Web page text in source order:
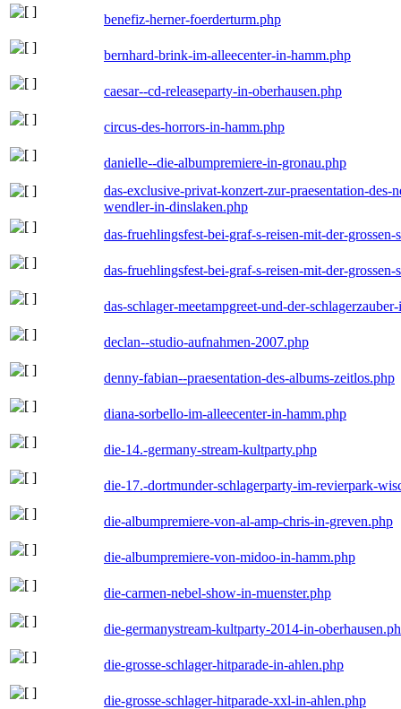
benefiz-herner-foerderturm.php
bernhard-brink-im-alleecenter-in-hamm.php
caesar--cd-releaseparty-in-oberhausen.php
circus-des-horrors-in-hamm.php
danielle--die-albumpremiere-in-gronau.php
das-exclusive-privat-konzert-zur-praesentation-
wendler-in-dinslaken.php
das-fruehlingsfest-bei-graf-s-reisen-mit-der-
das-fruehlingsfest-bei-graf-s-reisen-mit-der-
das-schlager-meetampgreet-und-der-
declan--studio-aufnahmen-2007.php
denny-fabian--praesentation-des-albums-zeitlos.php
diana-sorbello-im-alleecenter-in-hamm.php
die-14.-germany-stream-kultparty.php
die-17.-dortmunder-schlagerparty-im-revierpark-
die-albumpremiere-von-al-amp-chris-in-greven.php
die-albumpremiere-von-midoo-in-hamm.php
die-carmen-nebel-show-in-muenster.php
die-germanystream-kultparty-2014-in-
die-grosse-schlager-hitparade-in-ahlen.php
die-grosse-schlager-hitparade-xxl-in-ahlen.php